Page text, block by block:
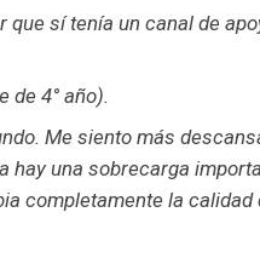
que sí tenía un canal de
de 4° año).
Me siento más
hay una sobrecarga
completamente la calidad